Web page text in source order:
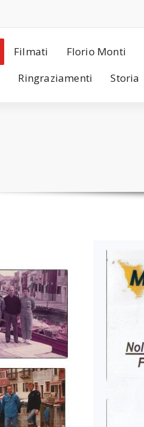
Filmati Florio Monti
Ringraziamenti Storia